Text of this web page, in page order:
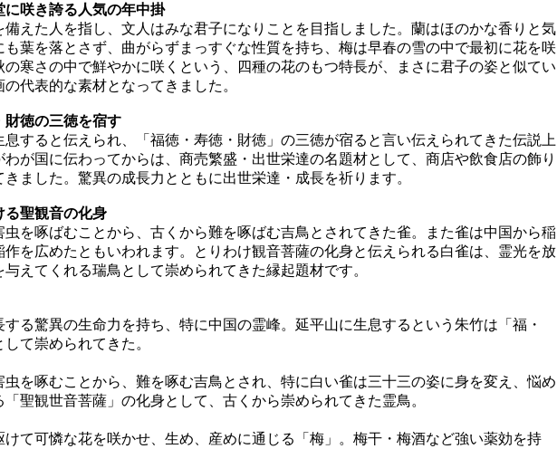
咲き誇る人気の年中掛
えた人を指し、文人はみな君子になりことを目指しました。蘭はほのかな香りと気
葉を落とさず、曲がらずまっすぐな性質を持ち、梅は早春の雪の中で最初に花を咲
寒さの中で鮮やかに咲くという、四種の花のもつ特長が、まさに君子の姿と似てい
代表的な素材となってきました。
財徳の三徳を宿す
すると伝えられ、「福徳・寿徳・財徳」の三徳が宿ると言い伝えられてきた伝説上
が国に伝わってからは、商売繁盛・出世栄達の名題材として、商店や飲食店の飾り
ました。驚異の成長力とともに出世栄達・成長を祈ります。
る聖観音の化身
を啄ばむことから、古くから難を啄ばむ吉鳥とされてきた雀。また雀は中国から稲
を広めたともいわれます。とりわけ観音菩薩の化身と伝えられる白雀は、霊光を放
えてくれる瑞鳥として崇められてきた縁起題材です。
る驚異の生命力を持ち、特に中国の霊峰。延平山に生息するという朱竹は「福・
て崇められてきた。
を啄むことから、難を啄む吉鳥とされ、特に白い雀は三十三の姿に身を変え、悩め
聖観世音菩薩」の化身として、古くから崇められてきた霊鳥。
て可憐な花を咲かせ、生め、産めに通じる「梅」。梅干・梅酒など強い薬効を持